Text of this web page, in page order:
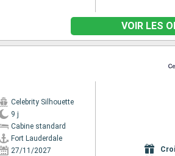
VOIR LES
Celebrity Silhouette
9 j
Cabine standard
Fort Lauderdale
27/11/2027